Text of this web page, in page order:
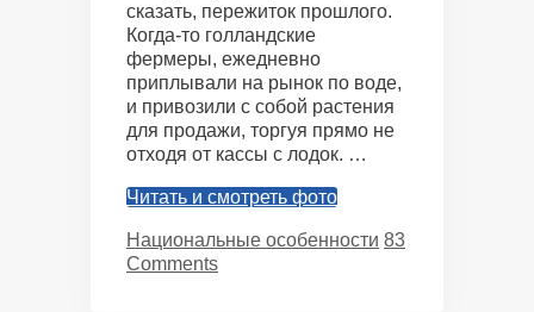
сказать, пережиток прошлого.
Когда-то голландские
фермеры, ежедневно
приплывали на рынок по воде,
и привозили с собой растения
для продажи, торгуя прямо не
отходя от кассы с лодок. …
Читать и смотреть фото
Categories
Национальные особенности 83
Comments